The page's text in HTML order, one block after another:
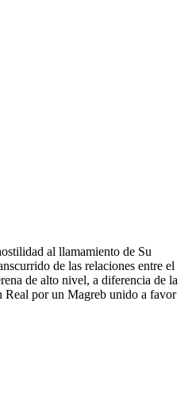
al llamamiento de Su
de las relaciones entre el
de alto nivel, a diferencia de la
Real por un Magreb unido a favor